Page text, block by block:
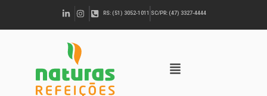
RS: (51) 3052-1011 SC/PR: (47) 3327-4444